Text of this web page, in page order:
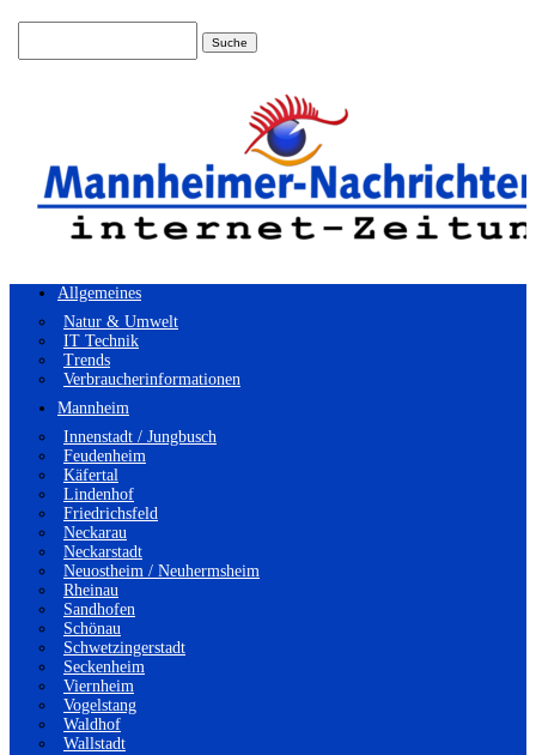
Allgemeines
Natur & Umwelt
IT Technik
Trends
Verbraucherinformationen
Mannheim
Innenstadt / Jungbusch
Feudenheim
Käfertal
Lindenhof
Friedrichsfeld
Neckarau
Neckarstadt
Neuostheim / Neuhermsheim
Rheinau
Sandhofen
Schönau
Schwetzingerstadt
Seckenheim
Viernheim
Vogelstang
Waldhof
Wallstadt